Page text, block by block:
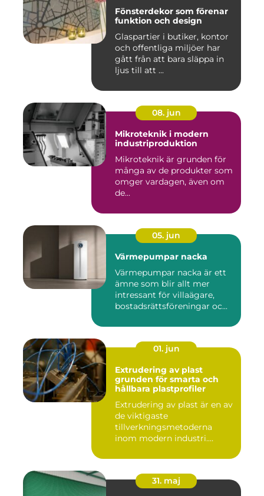
Fönsterdekor som förenar
funktion och design
Glaspartier i butiker, kontor
och offentliga miljöer har
gått från att bara släppa in
ljus till att ...
08. jun
Mikroteknik i modern
industriproduktion
Mikroteknik är grunden för
många av de produkter som
omger vardagen, även om
de...
05. jun
Värmepumpar nacka
Värmepumpar nacka är ett
ämne som blir allt mer
intressant för villaägare,
bostadsrättsföreningar oc...
01. jun
Extrudering av plast
grunden för smarta och
hållbara plastprofiler
Extrudering av plast är en av
de viktigaste
tillverkningsmetoderna
inom modern industri.
31. maj